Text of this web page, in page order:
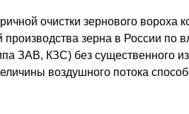
очистки зернового вороха
зерна в России по
ЗАВ, КЗС) без существенного
воздушного потока